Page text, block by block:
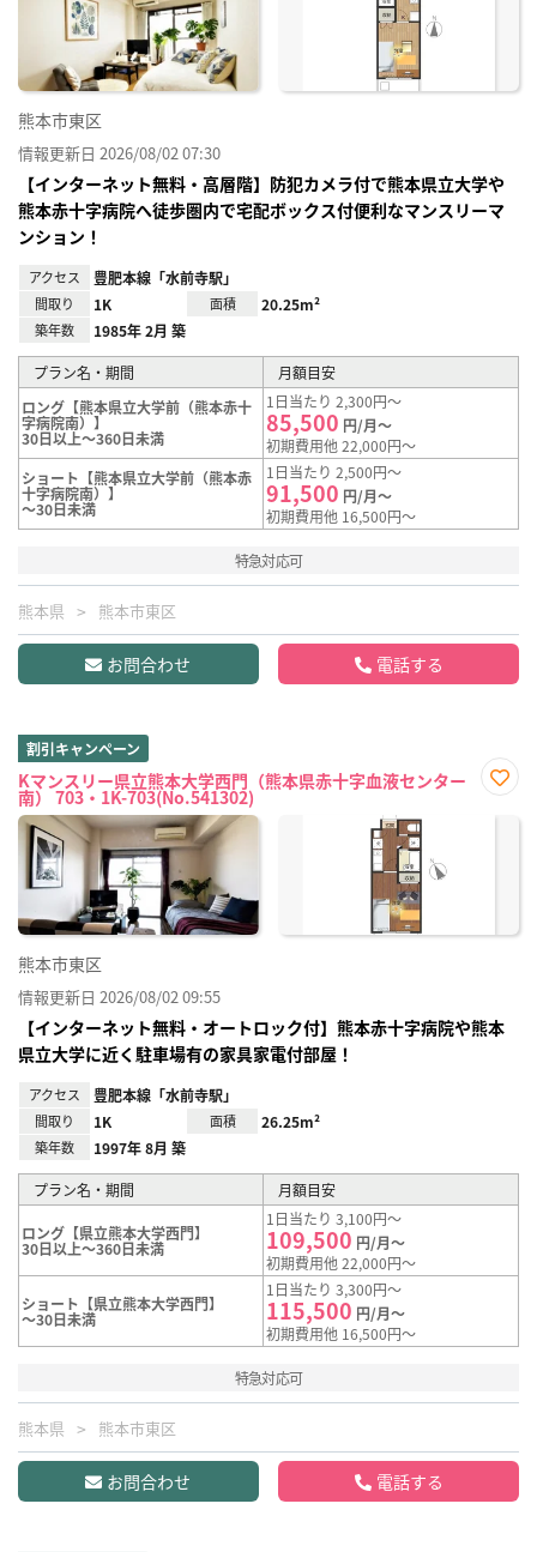
熊本市東区
情報更新日 2026/08/02 07:30
【インターネット無料・高層階】防犯カメラ付で熊本県立大学や
熊本赤十字病院へ徒歩圏内で宅配ボックス付便利なマンスリーマ
ンション！
アクセス 豊肥本線「水前寺駅」
間取り 1K 面積 20.25m²
築年数 1985年 2月 築
プラン名・期間
月額目安
ロング【熊本県立大学前（熊本赤十
字病院南）】
30日以上～360日未満
1日当たり 2,300円～
85,500 円/月～
初期費用他 22,000円～
ショート【熊本県立大学前（熊本赤
十字病院南）】
～30日未満
1日当たり 2,500円～
91,500 円/月～
初期費用他 16,500円～
特急対応可
熊本県 熊本市東区
お問合わせ 電話する
割引キャンペーン
Kマンスリー県立熊本大学西門（熊本県赤十字血液センター
南） 703・1K-703(No.541302)
に入
熊本市東区
情報更新日 2026/08/02 09:55
【インターネット無料・オートロック付】熊本赤十字病院や熊本
県立大学に近く駐車場有の家具家電付部屋！
アクセス 豊肥本線「水前寺駅」
間取り 1K 面積 26.25m²
築年数 1997年 8月 築
プラン名・期間 月額目安
ロング【県立熊本大学西門】
30日以上～360日未満
1日当たり 3,100円～
109,500 円/月～
初期費用他 22,000円～
ショート【県立熊本大学西門】
～30日未満
1日当たり 3,300円～
115,500 円/月～
初期費用他 16,500円～
特急対応可
熊本県 熊本市東区
お問合わせ 電話する